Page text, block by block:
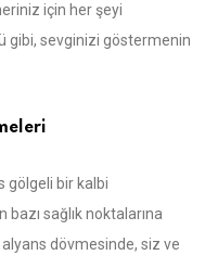
için her şeyi
gibi, sevginizi göstermenin
gölgeli bir kalbi
sağlık noktalarına
dövmesinde, siz ve